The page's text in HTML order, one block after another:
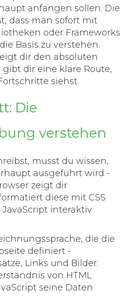
anfangen sollen. Die
dass man sofort mit
oder Frameworks
Basis zu verstehen.
dir den absoluten
dir eine klare Route,
siehst.
Die
verstehen
musst du wissen,
ausgeführt wird -
zeigt dir
diese mit CSS
interaktiv
die die
definiert -
Links und Bilder.
von HTML
seine Daten